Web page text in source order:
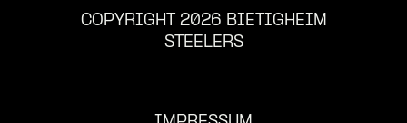
COPYRIGHT 2026 BIETIGHEIM
STEELERS